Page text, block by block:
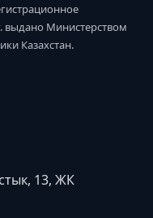
выдано Министерством
Казахстан.
13, ЖК